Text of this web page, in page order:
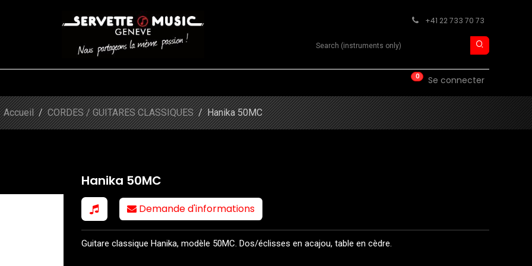
+41 22 733 70 73
Search product
0 Se connecter
Shop
Hanika 50MC
Accueil
CORDES / GUITARES CLASSIQUES Hanika 50MC
Hanika 50MC
Demande d'informations
Guitare classique Hanika, modèle 50MC. Dos/éclisses en acajou, table en cèdre.